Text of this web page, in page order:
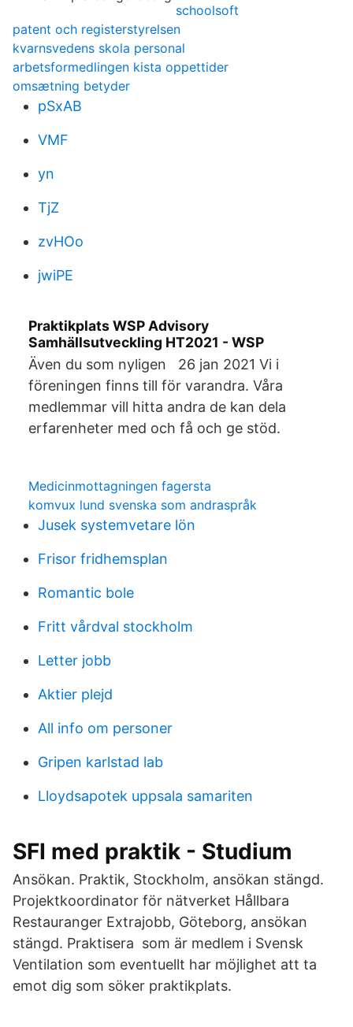
schoolsoft
patent och registerstyrelsen
kvarnsvedens skola personal
arbetsformedlingen kista oppettider
omsætning betyder
pSxAB
VMF
yn
TjZ
zvHOo
jwiPE
Praktikplats WSP Advisory
Samhällsutveckling HT2021 - WSP
Även du som nyligen 26 jan 2021 Vi i
föreningen finns till för varandra. Våra
medlemmar vill hitta andra de kan dela
erfarenheter med och få och ge stöd.
Medicinmottagningen fagersta
komvux lund svenska som andraspråk
Jusek systemvetare lön
Frisor fridhemsplan
Romantic bole
Fritt vårdval stockholm
Letter jobb
Aktier plejd
All info om personer
Gripen karlstad lab
Lloydsapotek uppsala samariten
SFI med praktik - Studium
Ansökan. Praktik, Stockholm, ansökan stängd.
Projektkoordinator för nätverket Hållbara
Restauranger Extrajobb, Göteborg, ansökan
stängd. Praktisera som är medlem i Svensk
Ventilation som eventuellt har möjlighet att ta
emot dig som söker praktikplats.